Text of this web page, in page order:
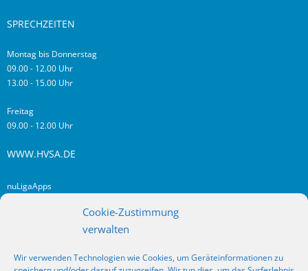
Cookie-Zustimmung
verwalten
Wir verwenden Technologien wie Cookies, um Geräteinformationen zu
SPRECHZEITEN
Montag bis Donnerstag
09.00 - 12.00 Uhr
13.00 - 15.00 Uhr
Freitag
09.00 - 12.00 Uhr
WWW.HVSA.DE
nuLigaApps
RSS